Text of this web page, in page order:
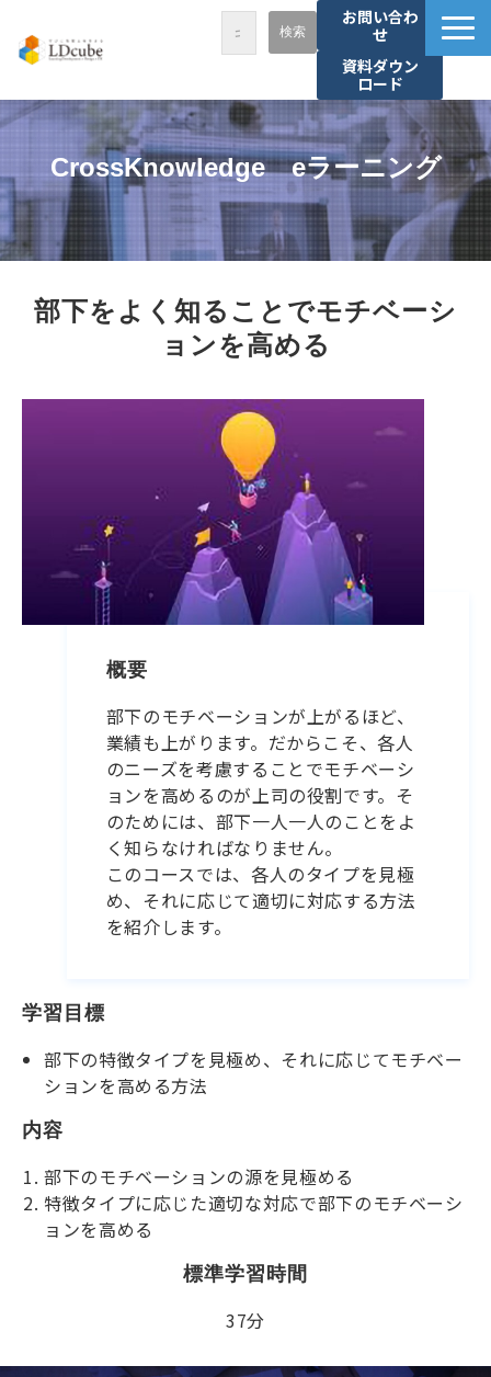
お問い合わ
せ
資料ダウン
ロード
LDcubeが選ばれる理由
サービス一覧
課題から探す
事例紹介
お役立ち情報
資料ダウンロード
パートナー募集
CrossKnowledge　eラーニング
部下をよく知ることでモチベーシ
ョンを高める
概要
部下のモチベーションが上がるほど、
業績も上がります。だからこそ、各人
のニーズを考慮することでモチベーシ
ョンを高めるのが上司の役割です。そ
のためには、部下一人一人のことをよ
く知らなければなりません。
このコースでは、各人のタイプを見極
め、それに応じて適切に対応する方法
を紹介します。
学習目標
部下の特徴タイプを見極め、それに応じてモチベー
ションを高める方法
内容
部下のモチベーションの源を見極める
特徴タイプに応じた適切な対応で部下のモチベーシ
ョンを高める
標準学習時間
37分